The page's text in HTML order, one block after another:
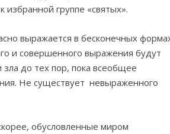
избранной группе «святых».
выражается в бесконечных
и совершенного выражения будут
до тех пор, пока всеобщее
Не существует невыраженного
обусловленные миром